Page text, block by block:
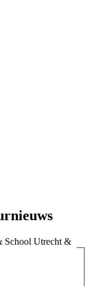
School Utrecht &